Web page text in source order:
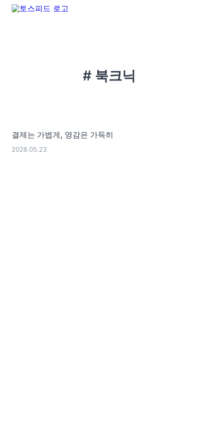
# 북크닉
결제는 가볍게, 영감은 가득히
2026.05.23